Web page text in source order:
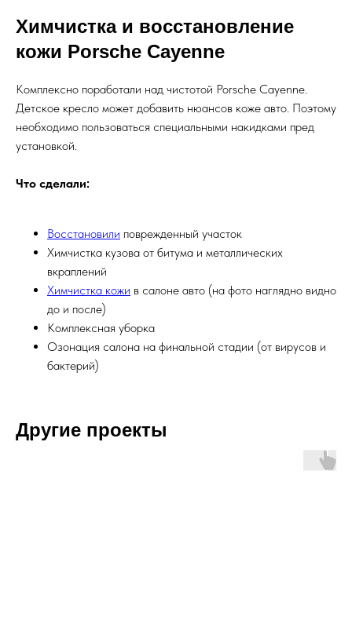
Химчистка и восстановление
кожи Porsche Cayenne
Комплексно поработали над чистотой Porsche Cayenne.
Детское кресло может добавить нюансов коже авто. Поэтому
необходимо пользоваться специальными накидками пред
установкой.
Что сделали:
Восстановили поврежденный участок
Химчистка кузова от битума и металлических
вкраплений
Химчистка кожи в салоне авто (на фото наглядно видно
до и после)
Комплексная уборка
Озонация салона на финальной стадии (от вирусов и
бактерий)
Другие проекты